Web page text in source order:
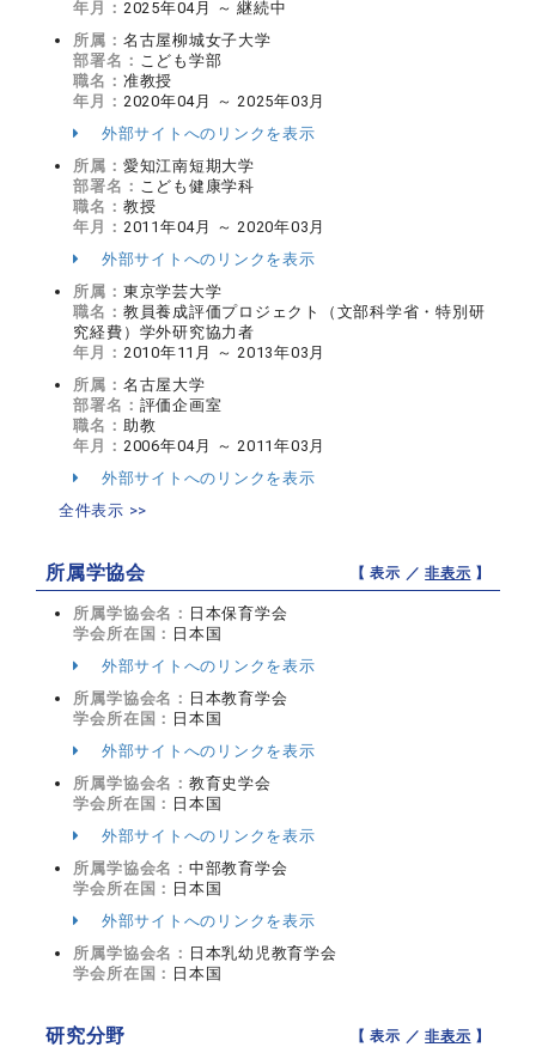
年月： 2025年04月 ～ 継続中
所属： 名古屋柳城女子大学
部署名： こども学部
職名： 准教授
年月： 2020年04月 ～ 2025年03月
外部サイトへのリンクを表示
所属： 愛知江南短期大学
部署名： こども健康学科
職名： 教授
年月： 2011年04月 ～ 2020年03月
外部サイトへのリンクを表示
所属： 東京学芸大学
職名： 教員養成評価プロジェクト（文部科学省・特別研
究経費）学外研究協力者
年月： 2010年11月 ～ 2013年03月
所属： 名古屋大学
部署名： 評価企画室
職名： 助教
年月： 2006年04月 ～ 2011年03月
外部サイトへのリンクを表示
全件表示 >>
所属学協会 【 表示 ／非表示 】
所属学協会名： 日本保育学会
学会所在国： 日本国
外部サイトへのリンクを表示
所属学協会名： 日本教育学会
学会所在国： 日本国
外部サイトへのリンクを表示
所属学協会名： 教育史学会
学会所在国： 日本国
外部サイトへのリンクを表示
所属学協会名： 中部教育学会
学会所在国： 日本国
外部サイトへのリンクを表示
所属学協会名： 日本乳幼児教育学会
学会所在国： 日本国
研究分野 【 表示 ／非表示 】